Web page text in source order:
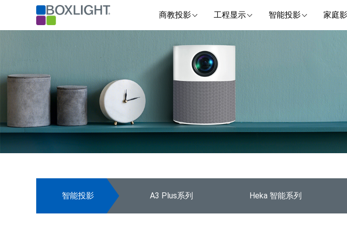
商教投影 工程显示 智能投影 家庭
智能投影 A3 Plus系列 Heka 智能系列